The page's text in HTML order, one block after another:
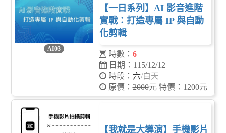
AI03
【一日系列】AI 影音進階
實戰：打造專屬 IP 與自動
化剪輯
時數： 6
日期：115/12/12
時段： 六/白天
原價：2000元 特價：1200元
【我就是大導演】手機影片